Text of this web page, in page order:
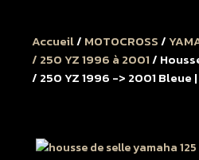
Accueil/ MOTOCROSS/
/ 250 YZ 1996 à 2001/
/ 250 YZ 1996 -> 2001 Bleue